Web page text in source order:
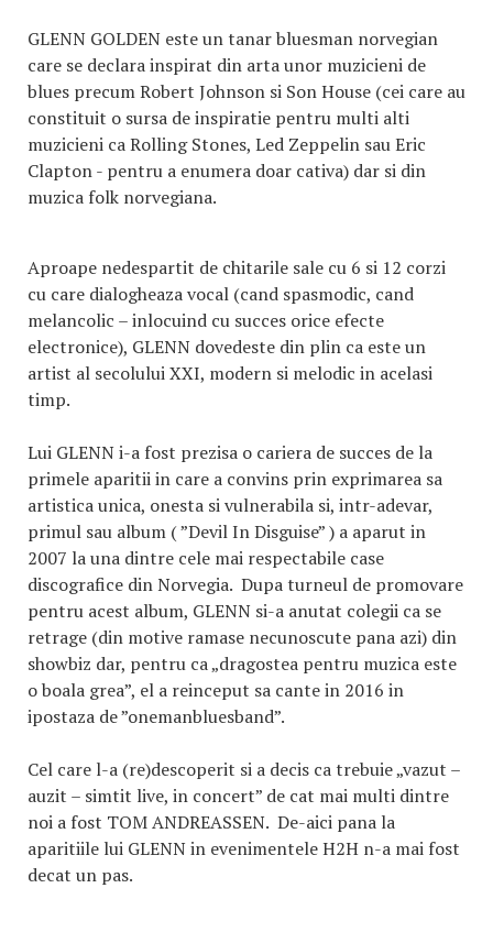
GLENN GOLDEN este un tanar bluesman norvegian
care se declara inspirat din arta unor muzicieni de
blues precum Robert Johnson si Son House (cei care au
constituit o sursa de inspiratie pentru multi alti
muzicieni ca Rolling Stones, Led Zeppelin sau Eric
Clapton - pentru a enumera doar cativa) dar si din
muzica folk norvegiana.
Aproape nedespartit de chitarile sale cu 6 si 12 corzi
cu care dialogheaza vocal (cand spasmodic, cand
melancolic – inlocuind cu succes orice efecte
electronice), GLENN dovedeste din plin ca este un
artist al secolului XXI, modern si melodic in acelasi
timp.
Lui GLENN i-a fost prezisa o cariera de succes de la
primele aparitii in care a convins prin exprimarea sa
artistica unica, onesta si vulnerabila si, intr-adevar,
primul sau album ( ”Devil In Disguise” ) a aparut in
2007 la una dintre cele mai respectabile case
discografice din Norvegia. Dupa turneul de promovare
pentru acest album, GLENN si-a anutat colegii ca se
retrage (din motive ramase necunoscute pana azi) din
showbiz dar, pentru ca „dragostea pentru muzica este
o boala grea”, el a reinceput sa cante in 2016 in
ipostaza de ”onemanbluesband”.
Cel care l-a (re)descoperit si a decis ca trebuie „vazut –
auzit – simtit live, in concert” de cat mai multi dintre
noi a fost TOM ANDREASSEN. De-aici pana la
aparitiile lui GLENN in evenimentele H2H n-a mai fost
decat un pas.